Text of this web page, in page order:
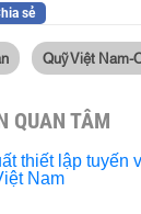
sẻ
Quỹ Việt Nam-
QUAN TÂM